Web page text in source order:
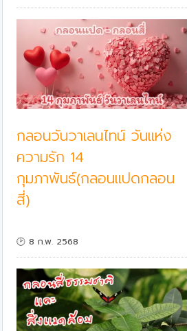
กลอนวันวาเลนไทน์ วันแห่ง
ความรัก 14
กุมภาพันธ์(กลอนแปดกลอน
สี่)
🕑 8 ก.พ. 2568